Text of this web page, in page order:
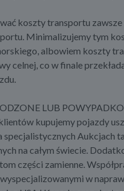
koszty transportu zawsze
Minimalizujemy tym
albowiem koszty
celnej, co w finale
LUB
kupujemy pojazdy
specjalistycznych Aukcjach
na całym świecie.
części zamienne.
w